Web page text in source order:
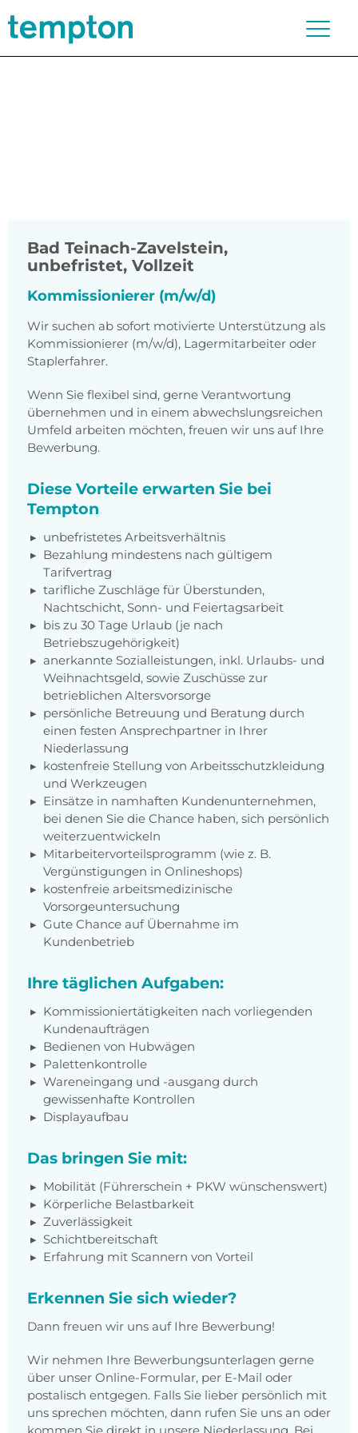
Bad Teinach-Zavelstein,
unbefristet, Vollzeit
Kommissionierer (m/w/d)
Wir suchen ab sofort motivierte Unterstützung als
Kommissionierer (m/w/d), Lagermitarbeiter oder
Staplerfahrer.
Wenn Sie flexibel sind, gerne Verantwortung
übernehmen und in einem abwechslungsreichen
Umfeld arbeiten möchten, freuen wir uns auf Ihre
Bewerbung.
Diese Vorteile erwarten Sie bei
Tempton
unbefristetes Arbeitsverhältnis
Bezahlung mindestens nach gültigem
Tarifvertrag
tarifliche Zuschläge für Überstunden,
Nachtschicht, Sonn- und Feiertagsarbeit
bis zu 30 Tage Urlaub (je nach
Betriebszugehörigkeit)
anerkannte Sozialleistungen, inkl. Urlaubs- und
Weihnachtsgeld, sowie Zuschüsse zur
betrieblichen Altersvorsorge
persönliche Betreuung und Beratung durch
einen festen Ansprechpartner in Ihrer
Niederlassung
kostenfreie Stellung von Arbeitsschutzkleidung
und Werkzeugen
Einsätze in namhaften Kundenunternehmen,
bei denen Sie die Chance haben, sich persönlich
weiterzuentwickeln
Mitarbeitervorteilsprogramm (wie z. B.
Vergünstigungen in Onlineshops)
kostenfreie arbeitsmedizinische
Vorsorgeuntersuchung
Gute Chance auf Übernahme im
Kundenbetrieb
Ihre täglichen Aufgaben:
Kommissioniertätigkeiten nach vorliegenden
Kundenaufträgen
Bedienen von Hubwägen
Palettenkontrolle
Wareneingang und -ausgang durch
gewissenhafte Kontrollen
Displayaufbau
Das bringen Sie mit:
Mobilität (Führerschein + PKW wünschenswert)
Körperliche Belastbarkeit
Zuverlässigkeit
Schichtbereitschaft
Erfahrung mit Scannern von Vorteil
Erkennen Sie sich wieder?
Dann freuen wir uns auf Ihre Bewerbung!
Wir nehmen Ihre Bewerbungsunterlagen gerne
über unser Online-Formular, per E-Mail oder
postalisch entgegen. Falls Sie lieber persönlich mit
uns sprechen möchten, dann rufen Sie uns an oder